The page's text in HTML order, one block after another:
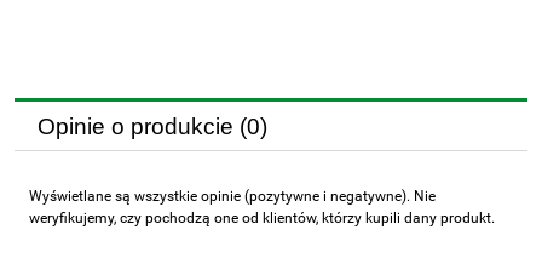
Opinie o produkcie (0)
Wyświetlane są wszystkie opinie (pozytywne i negatywne). Nie
weryfikujemy, czy pochodzą one od klientów, którzy kupili dany produkt.